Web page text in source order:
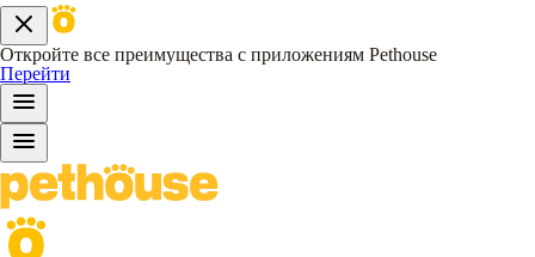
Откройте все преимущества с приложениям Pethouse
Перейти